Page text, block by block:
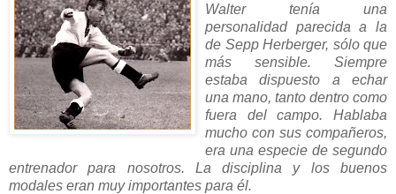
Walter tenía una
personalidad parecida a la
de Sepp Herberger, sólo que
más sensible. Siempre
estaba dispuesto a echar
una mano, tanto dentro como
fuera del campo. Hablaba
mucho con sus compañeros,
era una especie de segundo
entrenador para nosotros. La disciplina y los buenos
modales eran muy importantes para él.